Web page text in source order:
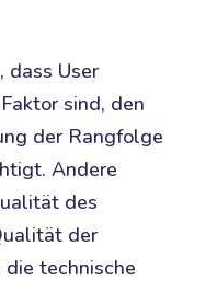
dass User
sind, den
der Rangfolge
Andere
des
der
technische